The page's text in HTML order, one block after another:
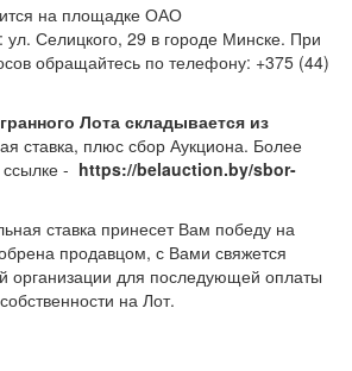
на площадке ОАО
Селицкого, 29 в городе Минске. При
обращайтесь по телефону: +375 (44)
11.
Лота складывается из
ставка, плюс сбор Аукциона. Более
- https://belauction.by/sbor-
ставка принесет Вам победу на
продавцом, с Вами свяжется
организации для последующей оплаты
на Лот.